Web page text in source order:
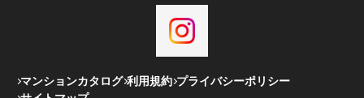
マンションカタログ 利用規約 プライバシーポリシー